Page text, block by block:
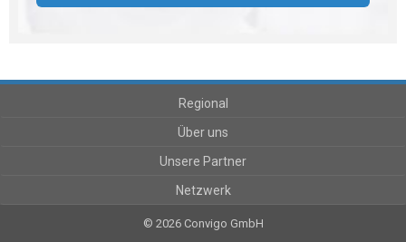
Regional
Über uns
Unsere Partner
Netzwerk
© 2026 Convigo GmbH